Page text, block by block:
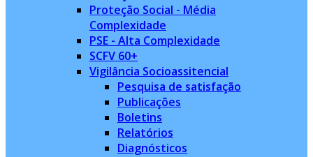
Proteção Social - Média
Complexidade
PSE - Alta Complexidade
SCFV 60+
Vigilância Socioassitencial
Pesquisa de satisfação
Publicações
Boletins
Relatórios
Diagnósticos